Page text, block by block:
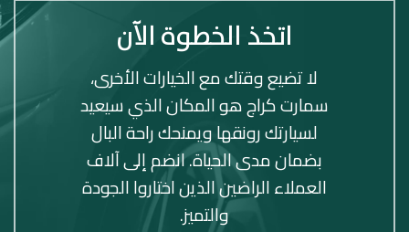
اتخذ الخطوة الآن
لا تضيع وقتك مع الخيارات الأخرى،
سمارت كراج هو المكان الذي سيعيد
لسيارتك رونقها ويمنحك راحة البال
بضمان مدى الحياة. انضم إلى آلاف
العملاء الراضين الذين اختاروا الجودة
والتميز.